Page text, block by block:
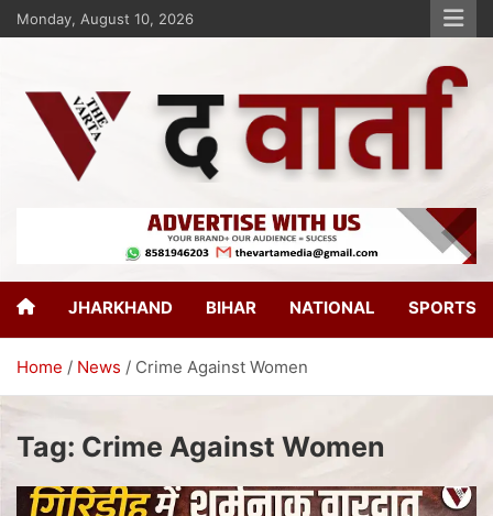
Monday, August 10, 2026
The Varta
JHARKHAND BIHAR NATIONAL SPORTS
Home News Crime Against Women
Tag: Crime Against Women